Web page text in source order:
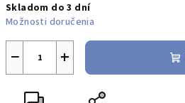
cena:
Skladom do 3 dní
Možnosti doručenia
+
−